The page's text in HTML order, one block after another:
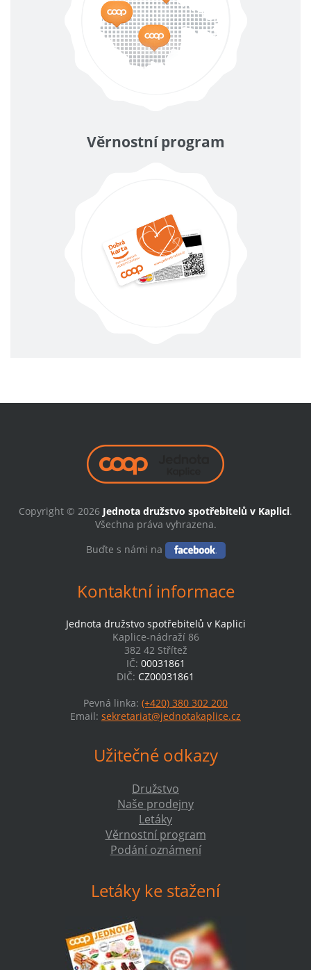
Věrnostní program
Copyright © 2026 Jednota družstvo spotřebitelů v Kaplici.
Všechna práva vyhrazena.
Buďte s námi na
Kontaktní informace
Jednota družstvo spotřebitelů v Kaplici
Kaplice-nádraží 86
382 42 Střítež
IČ: 00031861
DIČ: CZ00031861
Pevná linka: (+420) 380 302 200
Email: sekretariat@jednotakaplice.cz
Užitečné odkazy
Družstvo
Naše prodejny
Letáky
Věrnostní program
Podání oznámení
Letáky ke stažení